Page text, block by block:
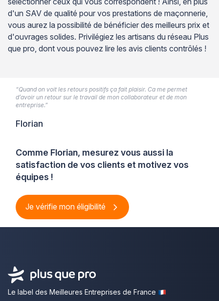
d'un SAV de qualité pour vos prestations de maçonnerie,
vous aurez la possibilité de bénéficier des meilleurs prix et
d'ouvrages solides. Privilégiez les artisans du réseau Plus
que pro, dont vous pouvez lire les avis clients contrôlés !
Comme Florian, mesurez vous aussi la
satisfaction de vos clients et motivez vos
équipes !
Je vérifie mon éligibilité
“Quand on voit les retours positifs ça fait plaisir. Ca me permet
d’avoir un retour sur le travail de mon collaborateur et de mon
entreprise.”
Florian
Le label des Meilleures Entreprises de France